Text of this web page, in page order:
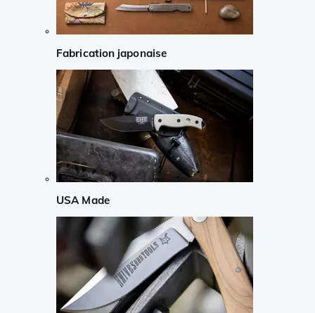
Fabrication japonaise
USA Made